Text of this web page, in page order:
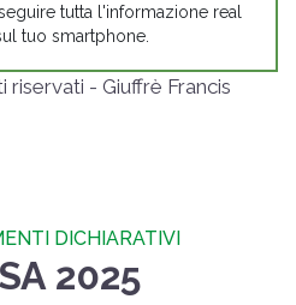
tutta l'informazione real
tuo smartphone.
- Giuffrè Francis
DICHIARATIVI
2025